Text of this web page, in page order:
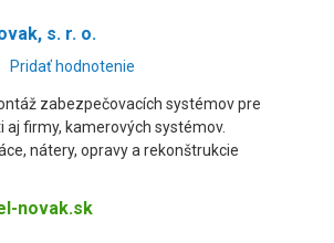
s. r. o.
Pridať hodnotenie
zabezpečovacích systémov pre
aj firmy, kamerových systémov.
nátery, opravy a rekonštrukcie
novak.sk